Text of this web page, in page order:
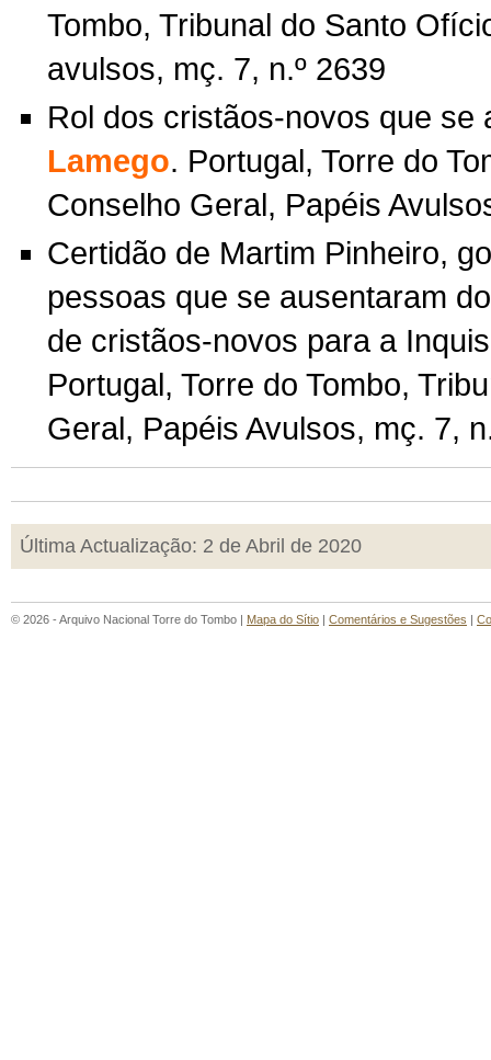
Tombo, Tribunal do Santo
avulsos, mç. 7, n.º 2639
Rol dos cristãos-novos que se
Lamego. Portugal, Torre do
Conselho Geral, Papéis
Certidão de Martim Pinheiro,
pessoas que se ausentaram
de cristãos-novos para a
Portugal, Torre do Tombo,
Geral, Papéis Avulsos, mç. 7,
Última Actualização: 2 de Abril de 2020
© 2026 - Arquivo Nacional Torre do Tombo | Mapa do Sítio | Comentários e Sugestões |